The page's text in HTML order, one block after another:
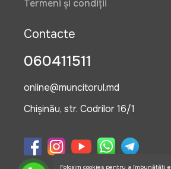
Termeni și condiții
Contacte
060411511
online@muncitorul.md
Chișinău, str. Codrilor 16/1
Folosim cookies pentru a îmbunătăți